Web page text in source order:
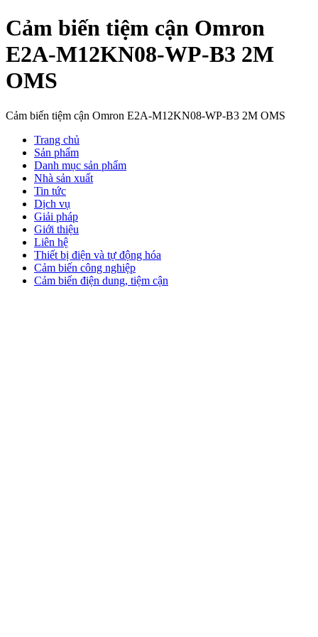
Cảm biến tiệm cận Omron
E2A-M12KN08-WP-B3 2M
OMS
Cảm biến tiệm cận Omron E2A-M12KN08-WP-B3 2M OMS
Trang chủ
Sản phẩm
Danh mục sản phẩm
Nhà sản xuất
Tin tức
Dịch vụ
Giải pháp
Giới thiệu
Liên hệ
Thiết bị điện và tự động hóa
Cảm biến công nghiệp
Cảm biến điện dung, tiệm cận